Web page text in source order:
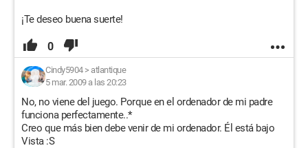
¡Te deseo buena suerte!
0
Cindy5904> atlantique
5 mar. 2009 a las 20:23
No, no viene del juego. Porque en el ordenador de mi padre
funciona perfectamente..*
Creo que más bien debe venir de mi ordenador. Él está bajo
Vista :S